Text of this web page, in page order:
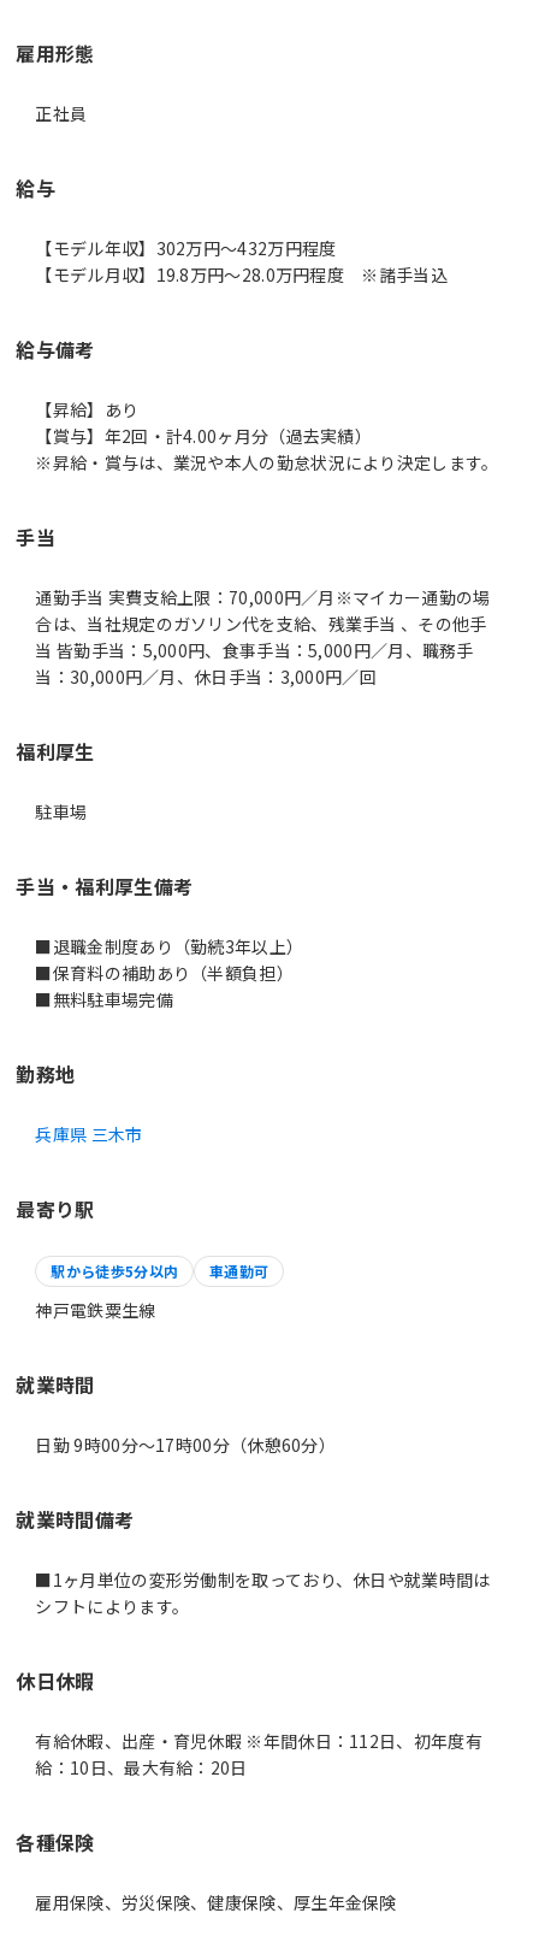
雇用形態
正社員
給与
【モデル年収】302万円〜432万円程度
【モデル月収】19.8万円〜28.0万円程度 ※諸手当込
給与備考
【昇給】あり
【賞与】年2回・計4.00ヶ月分（過去実績）
※昇給・賞与は、業況や本人の勤怠状況により決定します。
手当
通勤手当 実費支給上限：70,000円／月※マイカー通勤の場
合は、当社規定のガソリン代を支給、残業手当 、その他手
当 皆勤手当：5,000円、食事手当：5,000円／月、職務手
当：30,000円／月、休日手当：3,000円／回
福利厚生
駐車場
手当・福利厚生備考
■退職金制度あり（勤続3年以上）
■保育料の補助あり（半額負担）
■無料駐車場完備
勤務地
兵庫県 三木市
最寄り駅
駅から徒歩5分以内 車通勤可
神戸電鉄粟生線
就業時間
日勤 9時00分〜17時00分（休憩60分）
就業時間備考
■1ヶ月単位の変形労働制を取っており、休日や就業時間は
休日休暇
有給休暇、出産・育児休暇 ※年間休日：112日、初年度有
給：10日、最大有給：20日
各種保険
雇用保険、労災保険、健康保険、厚生年金保険